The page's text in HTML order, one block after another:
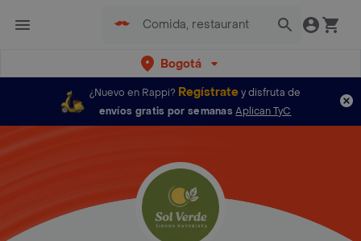
Bogotá
¿Nuevo en Rappi? Regístratey disfruta de
envíos gratis por semanas Aplican TyC